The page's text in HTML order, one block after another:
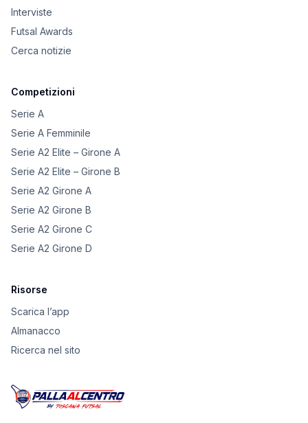
Interviste
Futsal Awards
Cerca notizie
Competizioni
Serie A
Serie A Femminile
Serie A2 Elite – Girone A
Serie A2 Elite – Girone B
Serie A2 Girone A
Serie A2 Girone B
Serie A2 Girone C
Serie A2 Girone D
Risorse
Scarica l’app
Almanacco
Ricerca nel sito